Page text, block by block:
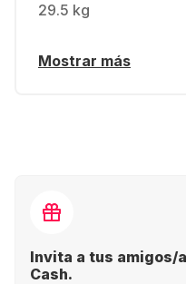
29.5 kg
Mostrar más
Invita a tus amigos/
Cash.